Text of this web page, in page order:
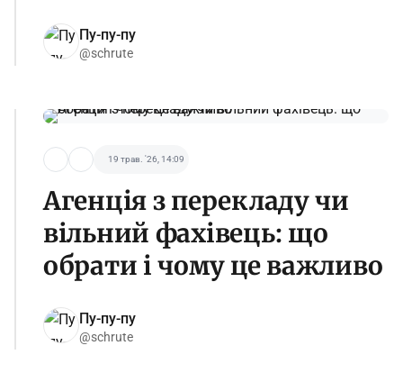
Пу-пу-пу
@schrute
19 трав. '26, 14:09
Агенція з перекладу чи
вільний фахівець: що
обрати і чому це важливо
Пу-пу-пу
@schrute